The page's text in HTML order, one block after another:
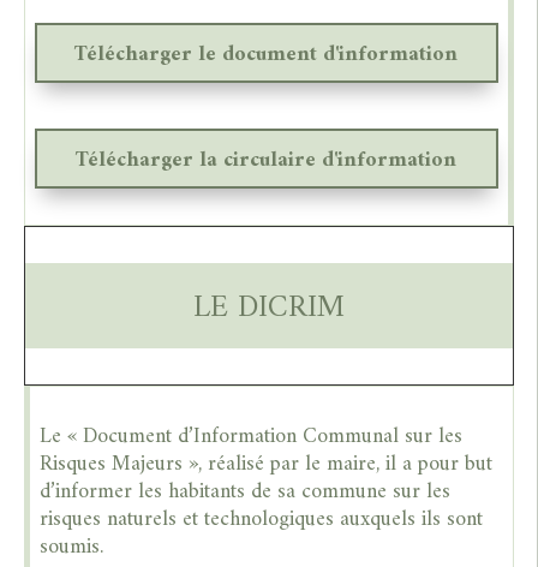
Télécharger le document d'information
Télécharger la circulaire d'information
LE DICRIM
Le « Document d’Information Communal sur les
Risques Majeurs », réalisé par le maire, il a pour but
d’informer les habitants de sa commune sur les
risques naturels et technologiques auxquels ils sont
soumis.